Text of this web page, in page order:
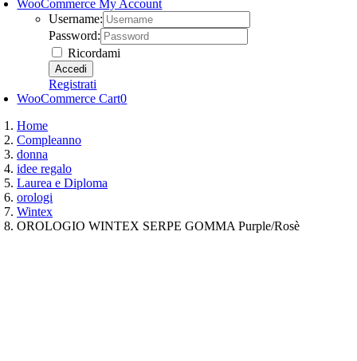
WooCommerce My Account
Username:
Password:
Ricordami
Registrati
WooCommerce Cart0
Home
Compleanno
donna
idee regalo
Laurea e Diploma
orologi
Wintex
OROLOGIO WINTEX SERPE GOMMA Purple/Rosè